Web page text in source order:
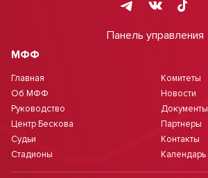
Панель управления
МФФ
Главная
Об МФФ
Руководство
Центр Бескова
Судьи
Стадионы
Комитеты
Новости
Документы
Партнеры
Контакты
Календарь